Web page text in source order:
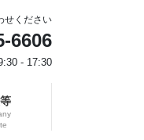
せください
6606
- 17:30